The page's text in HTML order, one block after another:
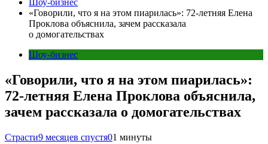
Шоу-бизнес
«Говорили, что я на этом пиарилась»: 72-летняя Елена
Проклова объяснила, зачем рассказала
о домогательствах
Шоу-бизнес
«Говорили, что я на этом пиарилась»:
72-летняя Елена Проклова объяснила,
зачем рассказала о домогательствах
Страсти9 месяцев спустя01 минуты